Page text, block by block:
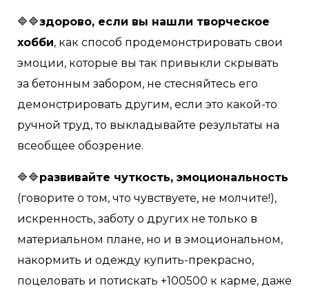
🔷🔷здорово, если вы нашли творческое
хобби, как способ продемонстрировать свои
эмоции, которые вы так привыкли скрывать
за бетонным забором, не стесняйтесь его
демонстрировать другим, если это какой-то
ручной труд, то выкладывайте результаты на
всеобщее обозрение.
🔷🔷развивайте чуткость, эмоциональность
(говорите о том, что чувствуете, не молчите!),
искренность, заботу о других не только в
материальном плане, но и в эмоциональном,
накормить и одежду купить-прекрасно,
поцеловать и потискать +100500 к карме, даже